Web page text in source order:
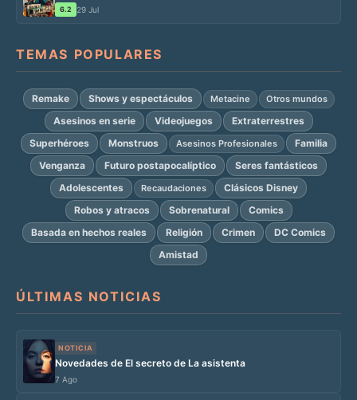
6.2 29 Jul
TEMAS POPULARES
Remake Shows y espectáculos Metacine Otros mundos
Asesinos en serie Videojuegos
Extraterrestres
Superhéroes
Monstruos Asesinos Profesionales
Familia
Venganza
Futuro postapocalíptico
Seres fantásticos
Adolescentes
Recaudaciones
Clásicos Disney
Robos y atracos
Sobrenatural
Comics
Basada en hechos reales
Religión Crimen
DC Comics
Amistad
ÚLTIMAS NOTICIAS
NOTICIA
Novedades de El secreto de La asistenta
7 Ago